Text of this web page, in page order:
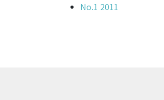
No.1 2011